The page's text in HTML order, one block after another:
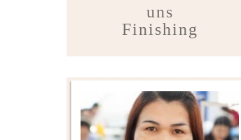
uns
Finishing